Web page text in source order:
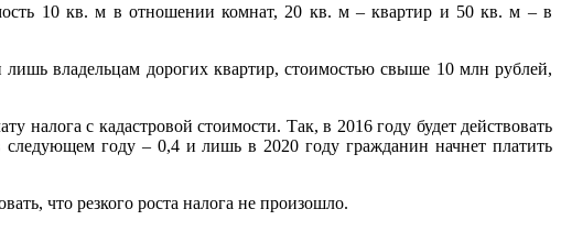
10 кв. м в отношении комнат, 20 кв. м – квартир и 50 кв. м – в
владельцам дорогих квартир, стоимостью свыше 10 млн рублей,
с кадастровой стоимости. Так, в 2016 году будет действовать
году – 0,4 и лишь в 2020 году гражданин начнет платить
что резкого роста налога не произошло.